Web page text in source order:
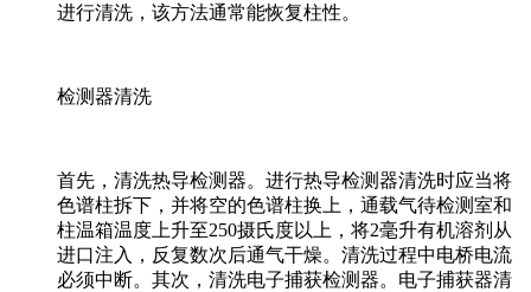
进行清洗，该方法通常能恢复柱性。
检测器清洗
首先，清洗热导检测器。进行热导检测器清洗时应当将
色谱柱拆下，并将空的色谱柱换上，通载气待检测室和
柱温箱温度上升至250摄氏度以上，将2毫升有机溶剂从
进口注入，反复数次后通气干燥。清洗过程中电桥电流
必须中断。其次，清洗电子捕获检测器。电子捕获器清